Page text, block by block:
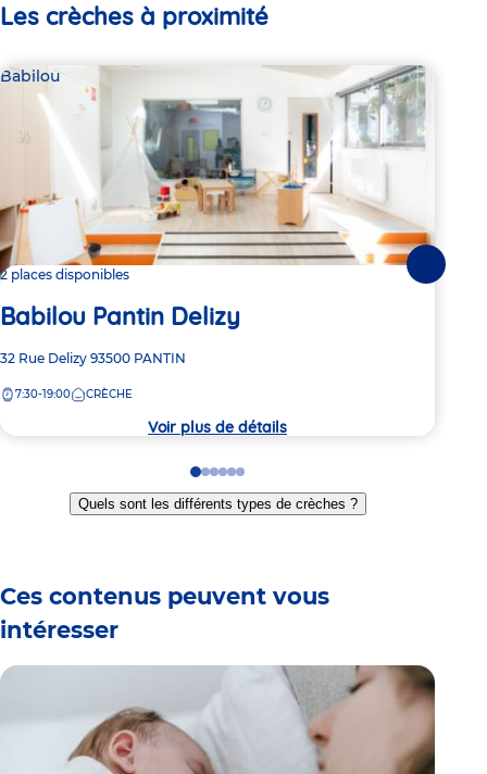
Les crèches à proximité
Babilou
2 places disponibles
Babilou Pantin Delizy
Adresse
la
32 Rue Delizy 93500 PANTIN
7:30-19:00 CRÈCHE
Voir plus de détails
Go
to
slide
Go
to
slide
Go
to
slide
Go
to
slide
Go
to
slide
Go
to
slide
Quels sont les différents types de crèches ?
Ces contenus peuvent vous
intéresser